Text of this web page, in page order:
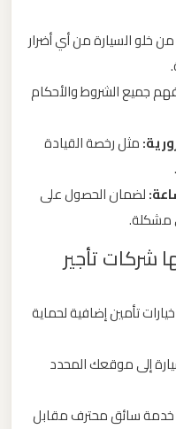
خلو السيارة من أي أضرار
جميع الشروط والأحكام
مثل رخصة القيادة
لضمان الحصول على
مشكلة.
شركات تأجير
تأمين إضافية لحماية
إلى موقعك المحدد
سائق محترف مقابل